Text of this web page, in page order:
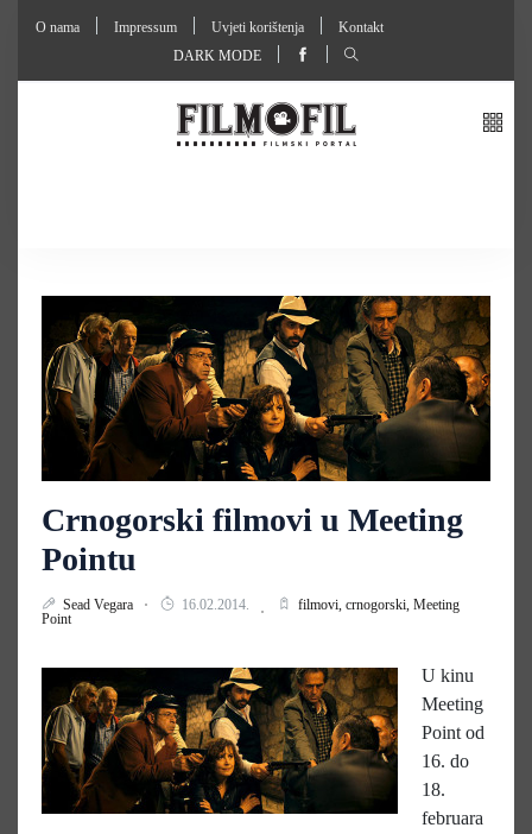
O nama Impressum Uvjeti korištenja
Kontakt
DARK MODE
Crnogorski filmovi u Meeting
Pointu
Sead Vegara 16.02.2014. filmovi, crnogorski, Meeting
Point
U kinu
Meeting
Point od
16. do
18.
februara